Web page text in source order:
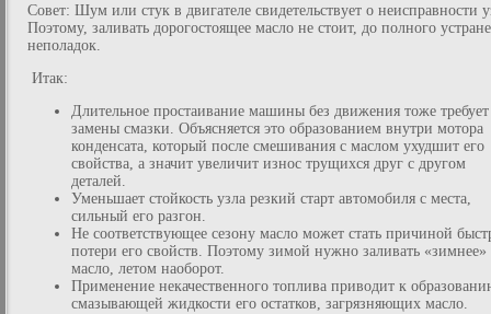
Совет: Шум или стук в двигателе свидетельствует о неисправности
Поэтому, заливать дорогостоящее масло не стоит, до полного
неполадок.
Итак:
Длительное простаивание машины без движения тоже требует
замены смазки. Объясняется это образованием внутри мотора
конденсата, который после смешивания с маслом ухудшит его
свойства, а значит увеличит износ трущихся друг с другом
деталей.
Уменьшает стойкость узла резкий старт автомобиля с места,
сильный его разгон.
Не соответствующее сезону масло может стать причиной
потери его свойств. Поэтому зимой нужно заливать «зимнее»
масло, летом наоборот.
Применение некачественного топлива приводит к
смазывающей жидкости его остатков, загрязняющих масло.